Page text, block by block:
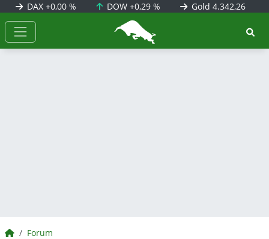
DAX +0,00 % DOW+0,29 % Gold 4.342,26
BörsenNEWS.de
BörsenNEWS.de
Forum